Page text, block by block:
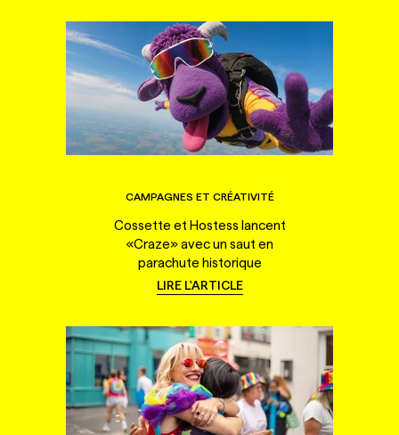
CAMPAGNES ET CRÉATIVITÉ
Cossette et Hostess lancent
«Craze» avec un saut en
parachute historique
LIRE L'ARTICLE